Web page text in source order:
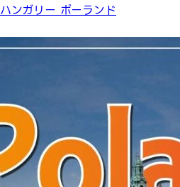
ハンガリー ポーランド